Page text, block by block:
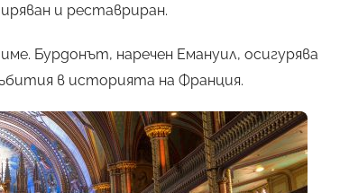
и реставриран.
Бурдонът, наречен Емануил, осигурява
в историята на Франция.